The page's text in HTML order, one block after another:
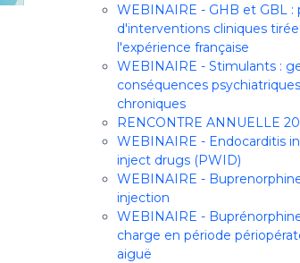
WEBINAIRE - GHB et GBL :
d'interventions cliniques
l'expérience française
WEBINAIRE - Stimulants :
conséquences
chroniques
RENCONTRE ANNUELLE
WEBINAIRE - Endocarditis
inject drugs (PWID)
WEBINAIRE -
injection
WEBINAIRE -
charge en période
aiguë